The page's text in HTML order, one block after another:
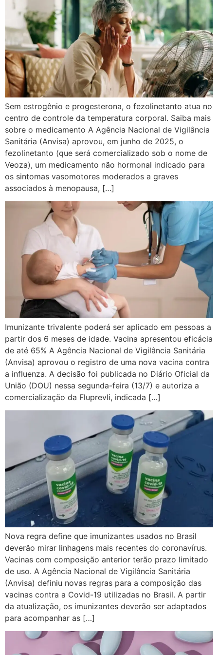
Sem estrogênio e progesterona, o fezolinetanto atua no
centro de controle da temperatura corporal. Saiba mais
sobre o medicamento A Agência Nacional de Vigilância
Sanitária (Anvisa) aprovou, em junho de 2025, o
fezolinetanto (que será comercializado sob o nome de
Veoza), um medicamento não hormonal indicado para
os sintomas vasomotores moderados a graves
associados à menopausa, […]
Imunizante trivalente poderá ser aplicado em pessoas a
partir dos 6 meses de idade. Vacina apresentou eficácia
de até 65% A Agência Nacional de Vigilância Sanitária
(Anvisa) aprovou o registro de uma nova vacina contra
a influenza. A decisão foi publicada no Diário Oficial da
União (DOU) nessa segunda-feira (13/7) e autoriza a
comercialização da Fluprevli, indicada […]
Nova regra define que imunizantes usados no Brasil
deverão mirar linhagens mais recentes do coronavírus.
Vacinas com composição anterior terão prazo limitado
de uso. A Agência Nacional de Vigilância Sanitária
(Anvisa) definiu novas regras para a composição das
vacinas contra a Covid-19 utilizadas no Brasil. A partir
da atualização, os imunizantes deverão ser adaptados
para acompanhar as […]